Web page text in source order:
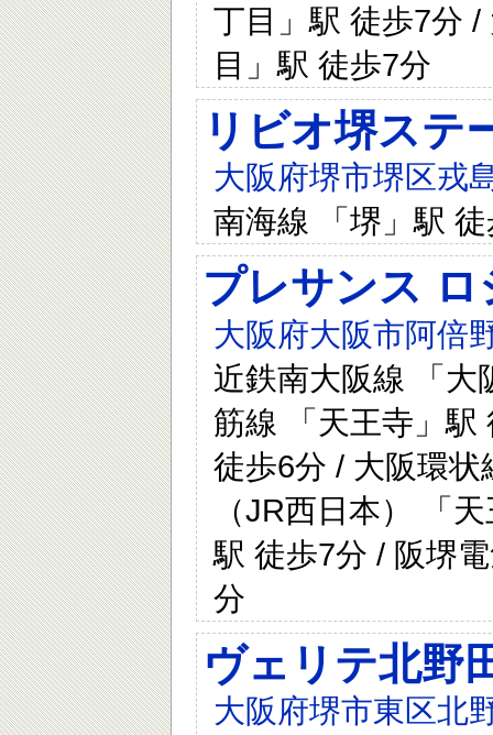
丁目」駅 徒歩7分
目」駅 徒歩7分
リビオ堺ステ
大阪府堺市堺区戎
南海線 「堺」駅
プレサンス ロ
大阪府大阪市阿倍
近鉄南大阪線 「大
筋線 「天王寺」駅
徒歩6分 / 大阪環
（JR西日本） 「
駅 徒歩7分 / 阪堺
分
ヴェリテ北野
大阪府堺市東区北